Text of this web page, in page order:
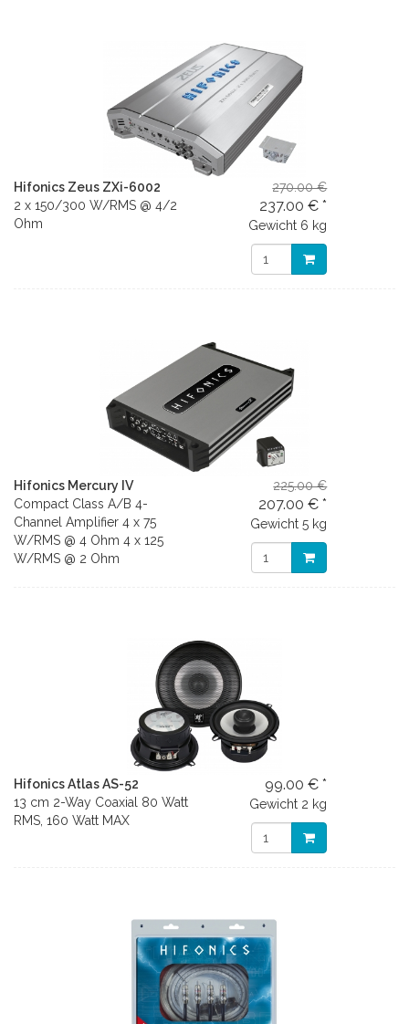
Hifonics Zeus ZXi-6002
2 x 150/300 W/RMS @ 4/2
Ohm
270.00 €
237.00 € *
Gewicht 6 kg
Hifonics Mercury IV
Compact Class A/B 4-
Channel Amplifier 4 x 75
W/RMS @ 4 Ohm 4 x 125
W/RMS @ 2 Ohm
225.00 €
207.00 € *
Gewicht 5 kg
Hifonics Atlas AS-52
13 cm 2-Way Coaxial 80 Watt
RMS, 160 Watt MAX
99.00 € *
Gewicht 2 kg